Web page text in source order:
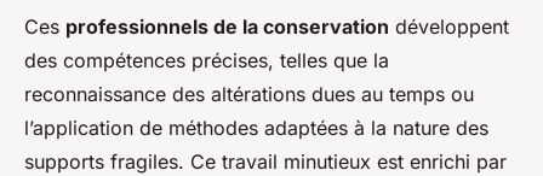
Ces professionnels de la conservation développent
des compétences précises, telles que la
reconnaissance des altérations dues au temps ou
l’application de méthodes adaptées à la nature des
supports fragiles. Ce travail minutieux est enrichi par